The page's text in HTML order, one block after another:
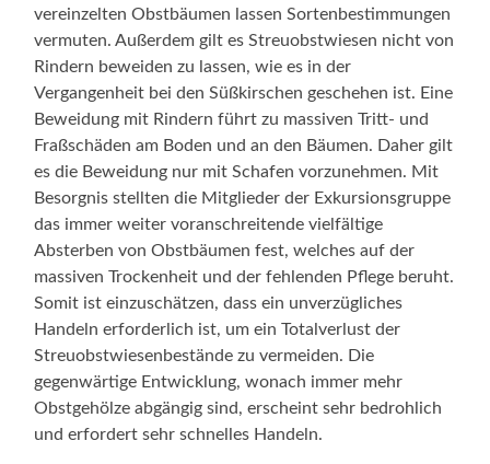
vereinzelten Obstbäumen lassen Sortenbestimmungen
vermuten. Außerdem gilt es Streuobstwiesen nicht von
Rindern beweiden zu lassen, wie es in der
Vergangenheit bei den Süßkirschen geschehen ist. Eine
Beweidung mit Rindern führt zu massiven Tritt- und
Fraßschäden am Boden und an den Bäumen. Daher gilt
es die Beweidung nur mit Schafen vorzunehmen. Mit
Besorgnis stellten die Mitglieder der Exkursionsgruppe
das immer weiter voranschreitende vielfältige
Absterben von Obstbäumen fest, welches auf der
massiven Trockenheit und der fehlenden Pflege beruht.
Somit ist einzuschätzen, dass ein unverzügliches
Handeln erforderlich ist, um ein Totalverlust der
Streuobstwiesenbestände zu vermeiden. Die
gegenwärtige Entwicklung, wonach immer mehr
Obstgehölze abgängig sind, erscheint sehr bedrohlich
und erfordert sehr schnelles Handeln.